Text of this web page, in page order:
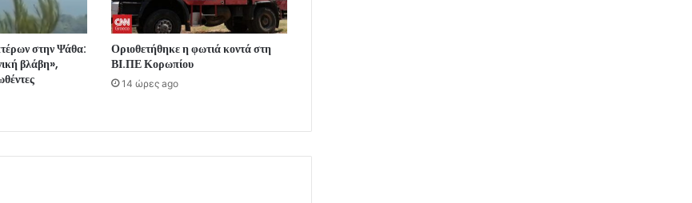
στην Ψάθα:
βλάβη»,
Οριοθετήθηκε η φωτιά κοντά στη
ΒΙ.ΠΕ Κορωπίου
14 ώρες ago